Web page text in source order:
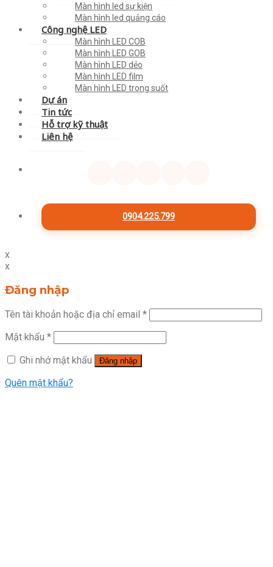
Màn hình led sự kiện
Màn hình led quảng cáo
Công nghệ LED
Màn hình LED COB
Màn hình LED GOB
Màn hình LED dẻo
Màn hình LED film
Màn hình LED trong suốt
Dự án
Tin tức
Hỗ trợ kỹ thuật
Liên hệ
0904.225.799
x
x
Đăng nhập
Tên tài khoản hoặc địa chỉ email *
Mật khẩu *
Ghi nhớ mật khẩu
Đăng nhập
Quên mật khẩu?